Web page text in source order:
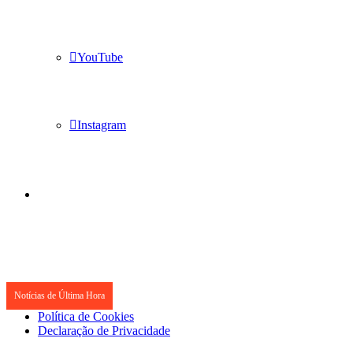
YouTube
Instagram
Notícias de Última Hora
Política de Cookies
Declaração de Privacidade